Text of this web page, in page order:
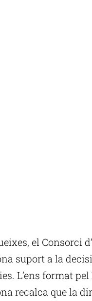
el Consorci
suport a la
L’ens format
recalca que la